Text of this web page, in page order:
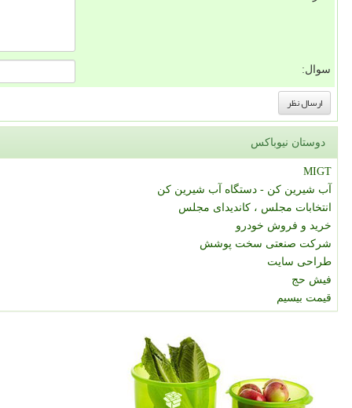
سوال:
دوستان نیوباکس
MIGT
آب شیرین کن - دستگاه آب شیرین کن
انتخابات مجلس ، کاندیدای مجلس
خرید و فروش خودرو
شرکت صنعتی سخت پوشش
طراحی سایت
فیش حج
قیمت بیسیم